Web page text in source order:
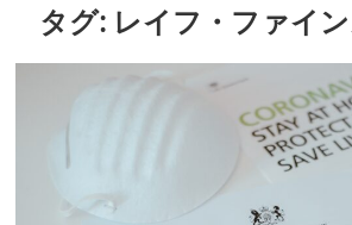
タグ: レイフ・ファイ